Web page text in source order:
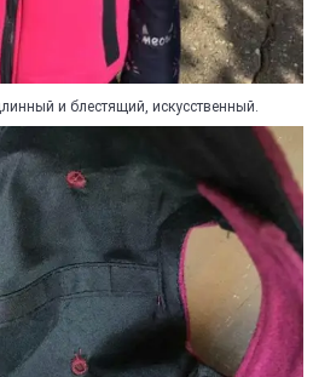
и блестящий, искусственный.